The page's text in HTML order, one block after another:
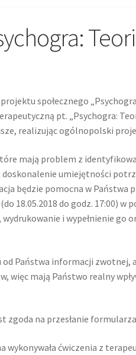
społecznego
pt. „Psychogra:
realizując ogólnopolski
mają problem z
doskonalenie umiejętności
będzie pomocna w Państwa
18.05.2018 do godz. 17:00)
i wypełnienie go
Państwa informacji zwotnej,
więc mają Państwo realny
zgoda na przesłanie
wykonywała ćwiczenia z